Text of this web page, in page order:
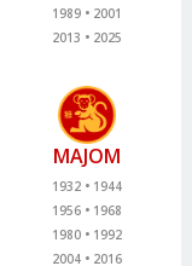
1989
2001
2013
2025
MAJOM
1932
1944
1956
1968
1980
1992
2004
2016